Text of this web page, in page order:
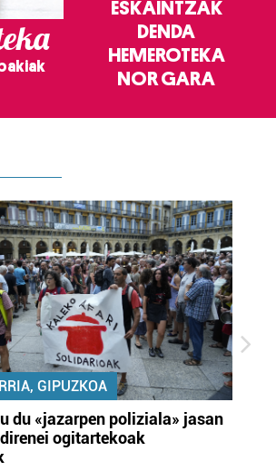
ESKAINTZAK
DENDA
HEMEROTEKA
NOR GARA
GIPUZKOA
du «jazarpen poliziala» jasan
ogitartekoak